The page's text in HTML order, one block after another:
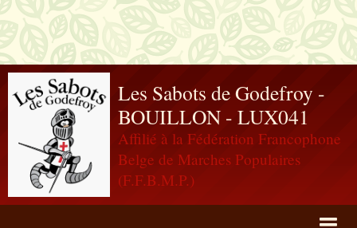
Les Sabots de Godefroy -
BOUILLON - LUX041
Affilié à la Fédération Francophone
Belge de Marches Populaires
(F.F.B.M.P.)